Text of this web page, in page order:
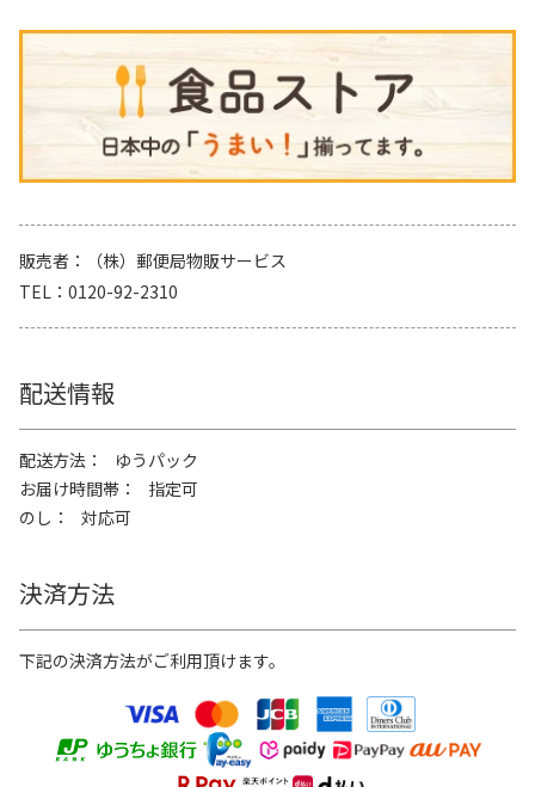
販売者
（株）郵便局物販サービス
TEL
0120-92-2310
配送情報
配送方法
ゆうパック
お届け時間帯
指定可
のし
対応可
決済方法
下記の決済方法がご利用頂けます。